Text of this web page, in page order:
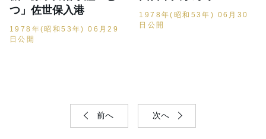
つ」佐世保入港
1978年(昭和53年) 06月29
日公開
1978年(昭和53年) 06月30
日公開
前へ 次へ